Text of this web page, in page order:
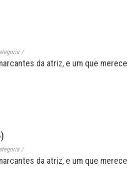
/
da atriz, e um que merece
/
da atriz, e um que merece